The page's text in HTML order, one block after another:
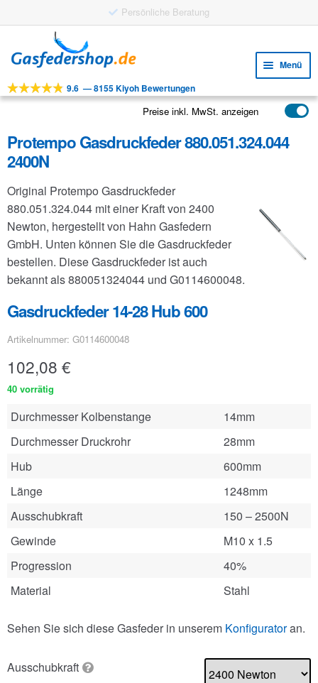
Persönliche Beratung
Navigation
springen
Inhalt
springen
Menü
Werkzeuge
Anwendungen
FAQ
9.6 —8155 Kiyoh Bewertungen
Preise inkl. MwSt. anzeigen
Protempo Gasdruckfeder 880.051.324.044
2400N
Original Protempo Gasdruckfeder
880.051.324.044 mit einer Kraft von 2400
Newton, hergestellt von Hahn Gasfedern
GmbH. Unten können Sie die Gasdruckfeder
bestellen. Diese Gasdruckfeder ist auch
bekannt als 880051324044 und G0114600048.
Gasdruckfeder 14-28 Hub 600
Artikelnummer: G0114600048
102,08 €
40 vorrätig
Durchmesser Kolbenstange
14mm
Durchmesser Druckrohr
28mm
Hub
600mm
Länge
1248mm
Ausschubkraft
150 – 2500N
Gewinde
M10 x 1.5
Progression
40%
Material
Stahl
Sehen Sie sich diese Gasfeder in unserem Konfiguratoran.
Ausschubkraft